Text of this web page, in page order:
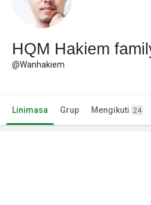
HQM Hakiem
@Wanhakiem
Linimasa Grup Mengikuti 24